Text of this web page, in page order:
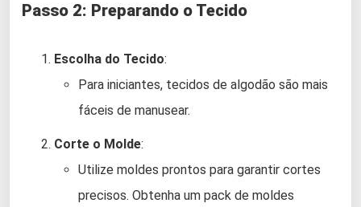
Passo 2: Preparando o Tecido
Escolha do Tecido:
Para iniciantes, tecidos de algodão são mais
fáceis de manusear.
Corte o Molde:
Utilize moldes prontos para garantir cortes
precisos. Obtenha um pack de moldes